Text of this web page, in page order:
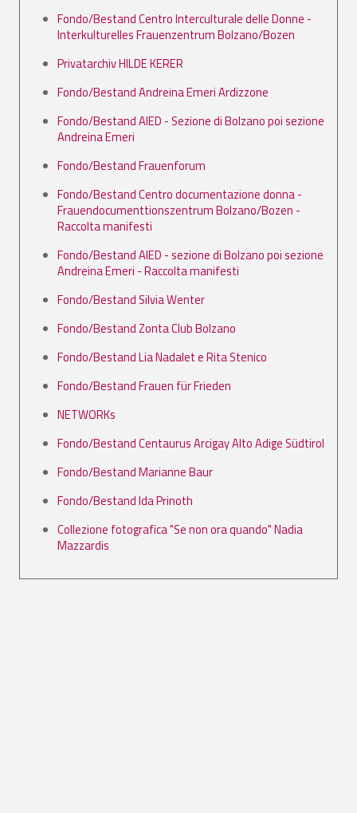
Fondo/Bestand Centro Interculturale delle Donne -
Interkulturelles Frauenzentrum Bolzano/Bozen
Privatarchiv HILDE KERER
Fondo/Bestand Andreina Emeri Ardizzone
Fondo/Bestand AIED - Sezione di Bolzano poi sezione
Andreina Emeri
Fondo/Bestand Frauenforum
Fondo/Bestand Centro documentazione donna -
Frauendocumenttionszentrum Bolzano/Bozen -
Raccolta manifesti
Fondo/Bestand AIED - sezione di Bolzano poi sezione
Andreina Emeri - Raccolta manifesti
Fondo/Bestand Silvia Wenter
Fondo/Bestand Zonta Club Bolzano
Fondo/Bestand Lia Nadalet e Rita Stenico
Fondo/Bestand Frauen für Frieden
NETWORKs
Fondo/Bestand Centaurus Arcigay Alto Adige Südtirol
Fondo/Bestand Marianne Baur
Fondo/Bestand Ida Prinoth
Collezione fotografica "Se non ora quando" Nadia
Mazzardis